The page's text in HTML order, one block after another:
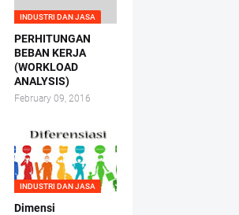
INDUSTRI DAN JASA
PERHITUNGAN
BEBAN KERJA
(WORKLOAD
ANALYSIS)
February 09, 2016
INDUSTRI DAN JASA
Dimensi